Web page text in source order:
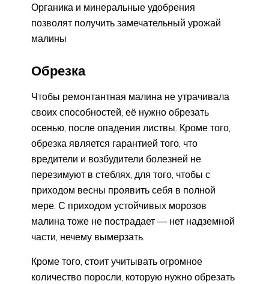
Органика и минеральные удобрения
позволят получить замечательный урожай
малины
Обрезка
Чтобы ремонтантная малина не утрачивала
своих способностей, её нужно обрезать
осенью, после опадения листвы. Кроме того,
обрезка является гарантией того, что
вредители и возбудители болезней не
перезимуют в стеблях, для того, чтобы с
приходом весны проявить себя в полной
мере. С приходом устойчивых морозов
малина тоже не пострадает — нет надземной
части, нечему вымерзать.
Кроме того, стоит учитывать огромное
количество поросли, которую нужно обрезать